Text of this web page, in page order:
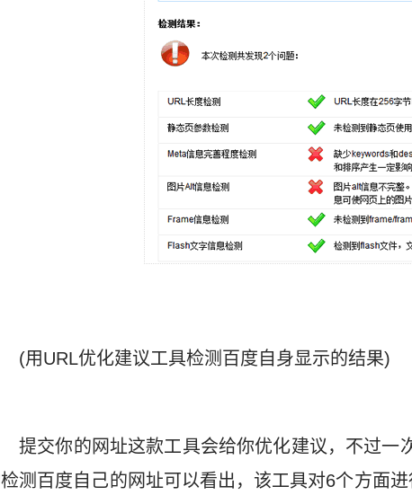
(用URL优化建议工具检测百度自身显示的结果)
提交你的网址这款工具会给你优化建议，不过一
测百度自己的网址可以看出，该工具对6个方面